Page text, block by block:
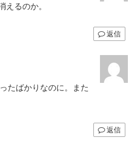
えるのか。
返信
たばかりなのに。また
返信